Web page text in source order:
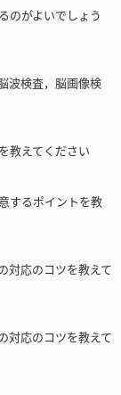
のがよいでしょう
波検査，脳画像検
教えてください
するポイントを教
対応のコツを教えて
対応のコツを教えて